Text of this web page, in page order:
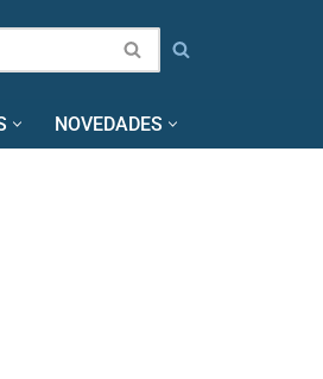
NOVEDADES